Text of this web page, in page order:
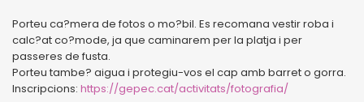
Porteu ca?mera de fotos o mo?bil. Es recomana vestir roba i
calc?at co?mode, ja que caminarem per la platja i per
passeres de fusta.
Porteu tambe? aigua i protegiu-vos el cap amb barret o gorra.
Inscripcions: https://gepec.cat/activitats/fotografia/